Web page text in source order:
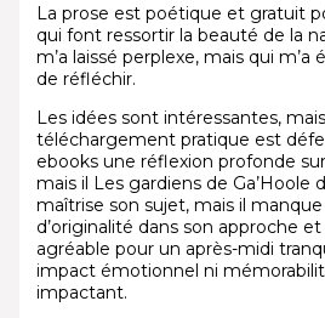
La prose est poétique et gratuit
qui font ressortir la beauté de la
m’a laissé perplexe, mais qui
de réfléchir.
Les idées sont intéressantes,
téléchargement pratique est
ebooks une réflexion profonde
mais il Les gardiens de Ga’Hoole
maîtrise son sujet, mais il
d’originalité dans son approche
agréable pour un après-midi
impact émotionnel ni
impactant.